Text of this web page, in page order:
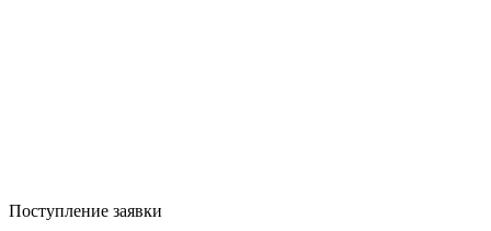
Поступление заявки